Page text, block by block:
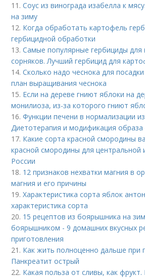
11.Соус из винограда изабелла к
на зиму
12. Когда обработать картофель
гербицидной обработки
13.Самые популярные гербициды для
сорняков. Лучший гербицид для
14.Сколько надо чеснока для
план выращивания чеснока
15. Если на дереве гниют яблоки на
монилиоза, из-за которого гниют
16.Функции печени в нормализации
Диетотерапия и модификация образа
17. Какие сорта красной смородины
красной смородины для центральной
России
18. 12 признаков нехватки магния в
магния и его причины
19.Характеристика сорта яблок
характеристика сорта
20. 15 рецептов из боярышника на
боярышником - 9 домашних вкусных
приготовления
21. Как жить полноценно дальше при
Панкреатит острый
22. Какая польза от сливы, как